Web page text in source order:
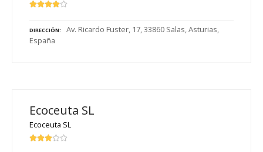
DIRECCIÓN
Av. Ricardo Fuster, 17, 33860 Salas, Asturias,
España
Ecoceuta SL
Ecoceuta SL